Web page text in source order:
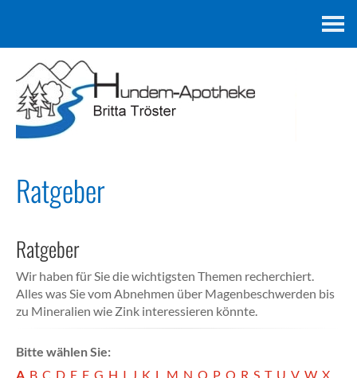
Ratgeber
Ratgeber
Wir haben für Sie die wichtigsten Themen recherchiert.
Alles was Sie vom Abnehmen über Magenbeschwerden bis
zu Mineralien wie Zink interessieren könnte.
Bitte wählen Sie:
A B C D E F G H I J K L M N O P Q R S T U V W X